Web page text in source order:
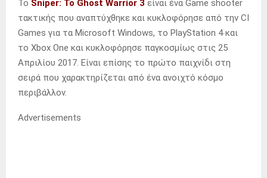
Το Sniper: Το Ghost Warrior 3 είναι ένα Game shooter
τακτικής που αναπτύχθηκε και κυκλοφόρησε από την CI
Games για τα Microsoft Windows, το PlayStation 4 και
το Xbox One και κυκλοφόρησε παγκοσμίως στις 25
Απριλίου 2017. Είναι επίσης το πρώτο παιχνίδι στη
σειρά που χαρακτηρίζεται από ένα ανοιχτό κόσμο
περιβάλλον.
Advertisements